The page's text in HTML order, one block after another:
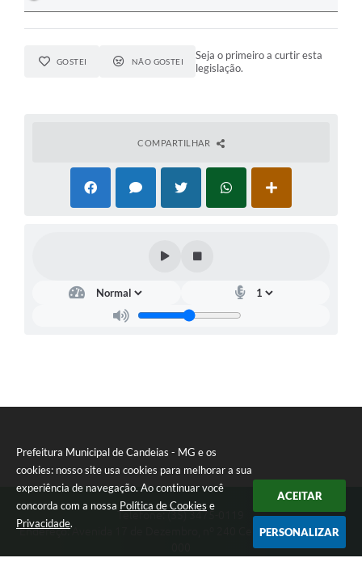
Prefeitura Municipal de Candeias - MG e os
cookies: nosso site usa cookies para melhorar a sua
experiência de navegação. Ao continuar você
concorda com a nossa Política de Cookies e
Privacidade.
ACEITAR
PERSONALIZAR
GOSTEI NÃO GOSTEI
Seja o primeiro a curtir esta
legislação.
COMPARTILHAR
Telefone: (35) 3475-0119
Endereço: Avenida 17 de Dezembro, nº 240 Centro | CEP: 37280-